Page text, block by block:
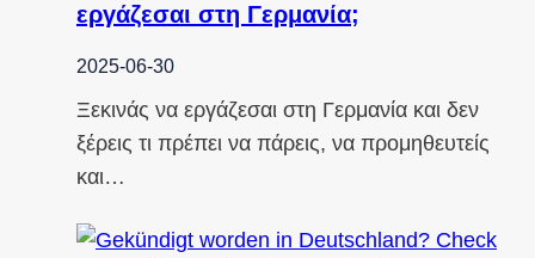
εργάζεσαι στη Γερμανία;
2025-06-30
Ξεκινάς να εργάζεσαι στη Γερμανία και δεν
ξέρεις τι πρέπει να πάρεις, να προμηθευτείς
και…